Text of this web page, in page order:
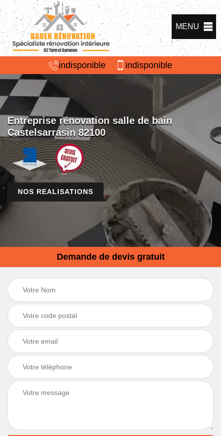
MENU
indisponible indisponible
Entreprise rénovation salle de bain
Castelsarrasin 82100
NOS REALISATIONS
Demande de devis gratuit